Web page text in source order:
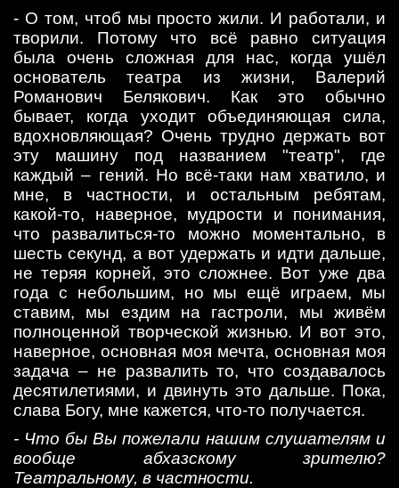
- О том, чтоб мы просто жили. И работали, и
творили. Потому что всё равно ситуация
была очень сложная для нас, когда ушёл
основатель театра из жизни, Валерий
Романович Белякович. Как это обычно
бывает, когда уходит объединяющая сила,
вдохновляющая? Очень трудно держать вот
эту машину под названием "театр", где
каждый – гений. Но всё-таки нам хватило, и
мне, в частности, и остальным ребятам,
какой-то, наверное, мудрости и понимания,
что развалиться-то можно моментально, в
шесть секунд, а вот удержать и идти дальше,
не теряя корней, это сложнее. Вот уже два
года с небольшим, но мы ещё играем, мы
ставим, мы ездим на гастроли, мы живём
полноценной творческой жизнью. И вот это,
наверное, основная моя мечта, основная моя
задача – не развалить то, что создавалось
десятилетиями, и двинуть это дальше. Пока,
слава Богу, мне кажется, что-то получается.
- Что бы Вы пожелали нашим слушателям и
вообще абхазскому зрителю?
Театральному, в частности.